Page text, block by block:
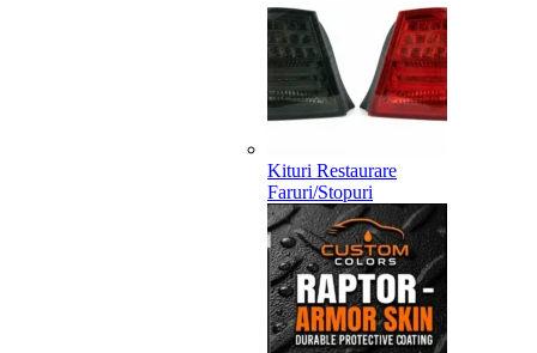
Kituri Restaurare
Faruri/Stopuri